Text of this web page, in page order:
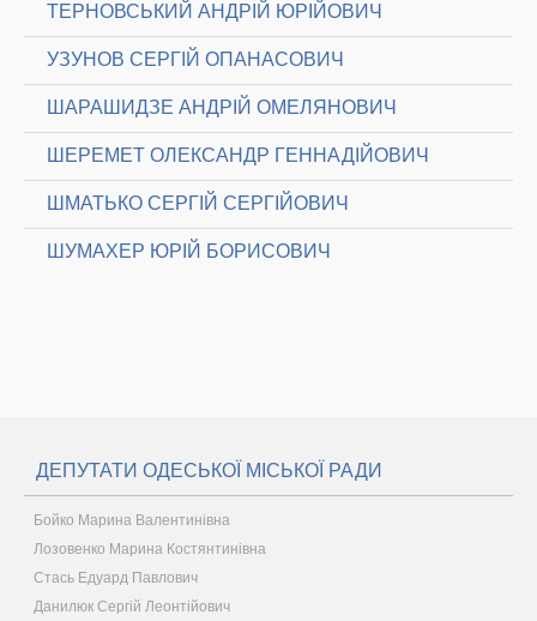
ТЕРНОВСЬКИЙ АНДРІЙ ЮРІЙОВИЧ
УЗУНОВ СЕРГІЙ ОПАНАСОВИЧ
ШАРАШИДЗЕ АНДРІЙ ОМЕЛЯНОВИЧ
ШЕРЕМЕТ ОЛЕКСАНДР ГЕННАДІЙОВИЧ
ШМАТЬКО СЕРГІЙ СЕРГІЙОВИЧ
ШУМАХЕР ЮРІЙ БОРИСОВИЧ
ДЕПУТАТИ ОДЕСЬКОЇ МІСЬКОЇ РАДИ
Бойко Марина Валентинівна
Лозовенко Марина Костянтинівна
Стась Едуард Павлович
Данилюк Сергій Леонтійович